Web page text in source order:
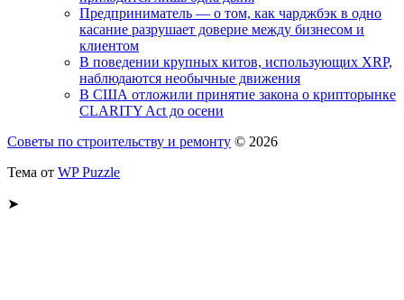
Предприниматель — о том, как чарджбэк в одно
касание разрушает доверие между бизнесом и
клиентом
В поведении крупных китов, использующих XRP,
наблюдаются необычные движения
В США отложили принятие закона о крипторынке
CLARITY Act до осени
Советы по строительству и ремонту © 2026
Тема от WP Puzzle
➤